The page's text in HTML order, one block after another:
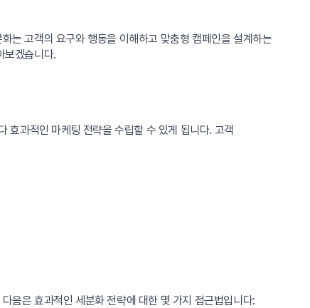
는 고객의 요구와 행동을 이해하고 맞춤형 캠페인을 설계하는
보겠습니다.
효과적인 마케팅 전략을 수립할 수 있게 됩니다. 고객
음은 효과적인 세분화 전략에 대한 몇 가지 접근법입니다: